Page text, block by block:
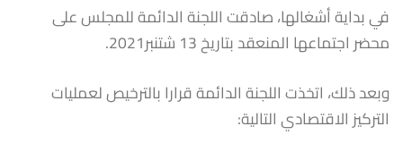
في بداية أشغالها، صادقت اللجنة الدائمة للمجلس على
محضر اجتماعها المنعقد بتاريخ 13 شتنبر2021.
وبعد ذلك، اتخذت اللجنة الدائمة قرارا بالترخيص لعمليات
التركيز الاقتصادي التالية: